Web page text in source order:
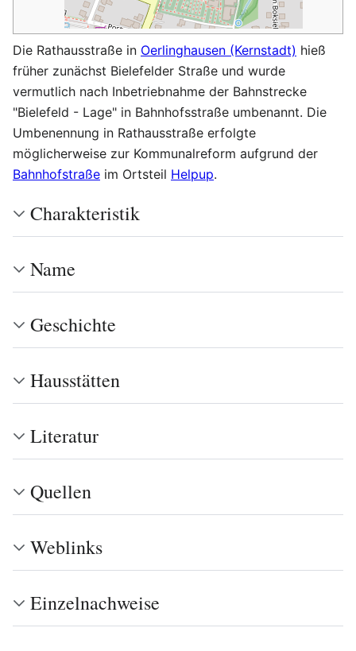
Die Rathausstraße in Oerlinghausen (Kernstadt) hieß
früher zunächst Bielefelder Straße und wurde
vermutlich nach Inbetriebnahme der Bahnstrecke
"Bielefeld - Lage" in Bahnhofsstraße umbenannt. Die
Umbenennung in Rathausstraße erfolgte
möglicherweise zur Kommunalreform aufgrund der
Bahnhofstraße im Ortsteil Helpup.
Charakteristik
Name
Geschichte
Hausstätten
Literatur
Quellen
Weblinks
Einzelnachweise